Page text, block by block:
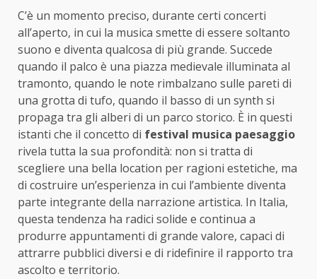
C’è un momento preciso, durante certi concerti
all’aperto, in cui la musica smette di essere soltanto
suono e diventa qualcosa di più grande. Succede
quando il palco è una piazza medievale illuminata al
tramonto, quando le note rimbalzano sulle pareti di
una grotta di tufo, quando il basso di un synth si
propaga tra gli alberi di un parco storico. È in questi
istanti che il concetto di festival musica paesaggio
rivela tutta la sua profondità: non si tratta di
scegliere una bella location per ragioni estetiche, ma
di costruire un’esperienza in cui l’ambiente diventa
parte integrante della narrazione artistica. In Italia,
questa tendenza ha radici solide e continua a
produrre appuntamenti di grande valore, capaci di
attrarre pubblici diversi e di ridefinire il rapporto tra
ascolto e territorio.